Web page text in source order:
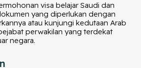
visa belajar Saudi dan
yang diperlukan dengan
atau kunjungi kedutaan Arab
perwakilan yang terdekat
negara.